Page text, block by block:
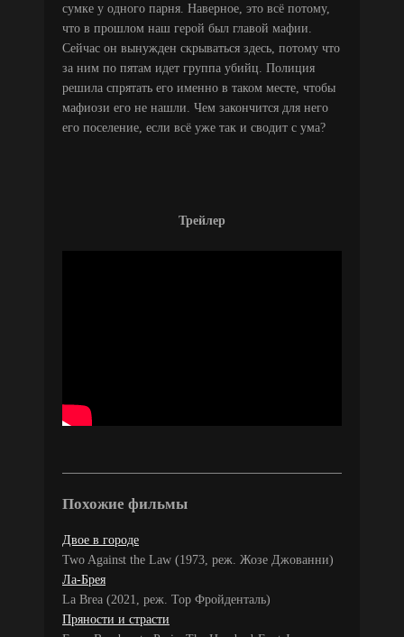
сумке у одного парня. Наверное, это всё потому,
что в прошлом наш герой был главой мафии.
Сейчас он вынужден скрываться здесь, потому что
за ним по пятам идет группа убийц. Полиция
решила спрятать его именно в таком месте, чтобы
мафиози его не нашли. Чем закончится для него
его поселение, если всё уже так и сводит с ума?
Трейлер
Похожие фильмы
Двое в городе
Two Against the Law (1973, реж. Жозе Джованни)
Ла-Брея
La Brea (2021, реж. Тор Фройденталь)
Пряности и страсти